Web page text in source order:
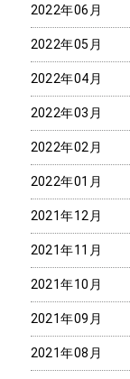
2022年06月
2022年05月
2022年04月
2022年03月
2022年02月
2022年01月
2021年12月
2021年11月
2021年10月
2021年09月
2021年08月